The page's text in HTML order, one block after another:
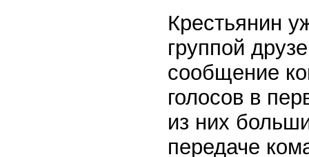
Крестьянин
группой
сообщение
голосов в
из них
передаче